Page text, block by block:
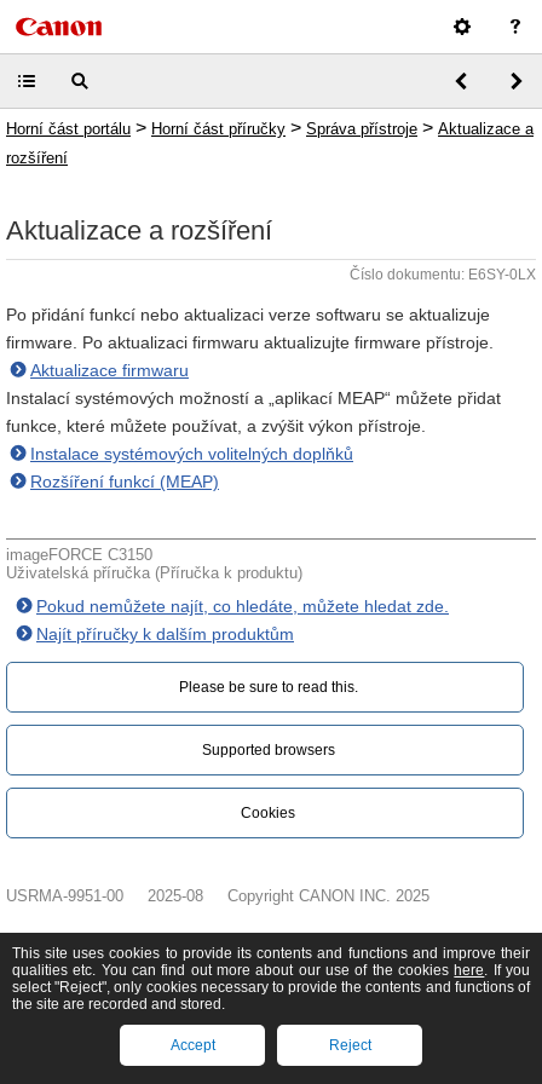
Horní část portálu > Horní část příručky > Správa přístroje > Aktualizace a
rozšíření
Aktualizace a rozšíření
Číslo dokumentu: E6SY-0LX
Po přidání funkcí nebo aktualizaci verze softwaru se aktualizuje
firmware. Po aktualizaci firmwaru aktualizujte firmware přístroje.
Aktualizace firmwaru
Instalací systémových možností a „aplikací MEAP“ můžete přidat
funkce, které můžete používat, a zvýšit výkon přístroje.
Instalace systémových volitelných doplňků
Rozšíření funkcí (MEAP)
imageFORCE C3150
Uživatelská příručka (Příručka k produktu)
Pokud nemůžete najít, co hledáte, můžete hledat zde.
Najít příručky k dalším produktům
Please be sure to read this.‎
Supported browsers
Cookies
USRMA-9951-00 2025-08 Copyright CANON INC. 2025
This site uses cookies to provide its contents and functions and improve their
qualities etc. You can find out more about our use of the cookies here. If you
select "Reject", only cookies necessary to provide the contents and functions of
the site are recorded and stored.
Accept Reject